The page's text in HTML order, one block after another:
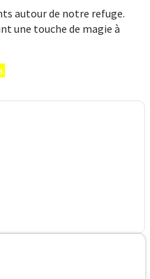
autour de notre refuge.
une touche de magie à